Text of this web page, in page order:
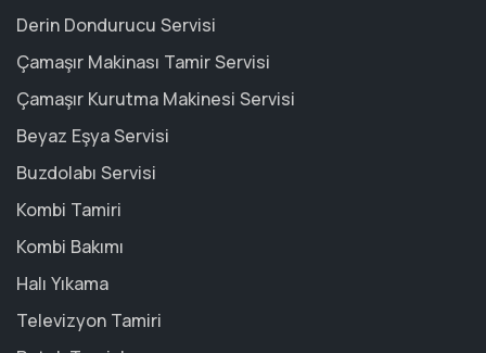
Derin Dondurucu Servisi
Çamaşır Makinası Tamir Servisi
Çamaşır Kurutma Makinesi Servisi
Beyaz Eşya Servisi
Buzdolabı Servisi
Kombi Tamiri
Kombi Bakımı
Halı Yıkama
Televizyon Tamiri